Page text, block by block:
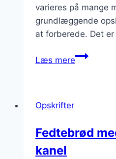
varieres på mange
grundlæggende
at forberede. Det
Læs mereFedtebrød
Opskrifter
Fedtebrød
kanel